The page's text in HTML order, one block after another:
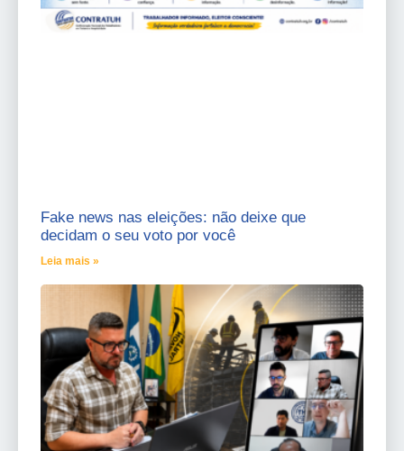
Fake news nas eleições: não deixe que
decidam o seu voto por você
Leia mais »